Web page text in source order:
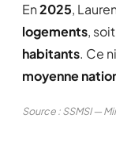
En2025,
logements,
habitants. Ce
moyenne
Source : SSMSI —